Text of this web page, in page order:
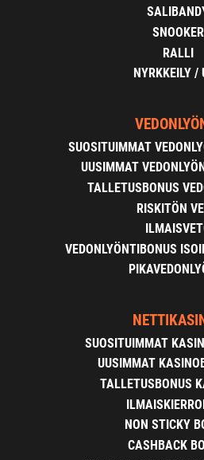
SNOOKER
RALLI
NYRKKEILY /
SUOSITUIMMAT
UUSIMMAT
TALLETUSBONUS
RISKITÖN
VEDONLYÖNTIBONUS
SUOSITUIMMAT
UUSIMMAT
TALLETUSBONUS
NON STICKY
CASHBACK